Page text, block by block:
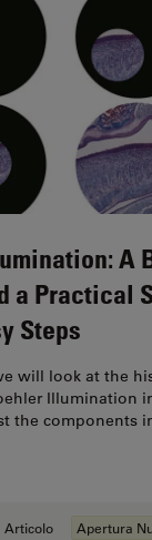
and
A
a Practical
Steps
will look at the
Illumination
the components
Articolo Apertura